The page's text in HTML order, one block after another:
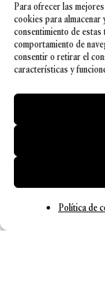
Para ofrecer las
cookies para
consentimiento de
comportamiento de
consentir o retirar el
características y
Política de